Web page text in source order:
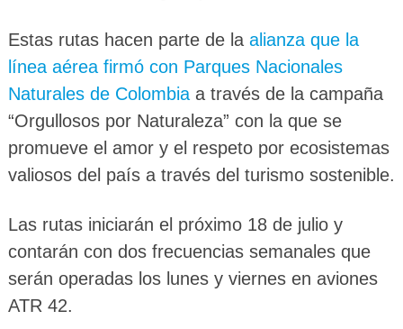
Estas rutas hacen parte de la alianza que la
línea aérea firmó con Parques Nacionales
Naturales de Colombiaa través de la campaña
“Orgullosos por Naturaleza” con la que se
promueve el amor y el respeto por ecosistemas
valiosos del país a través del turismo sostenible.
Las rutas iniciarán el próximo 18 de julio y
contarán con dos frecuencias semanales que
serán operadas los lunes y viernes en aviones
ATR 42.